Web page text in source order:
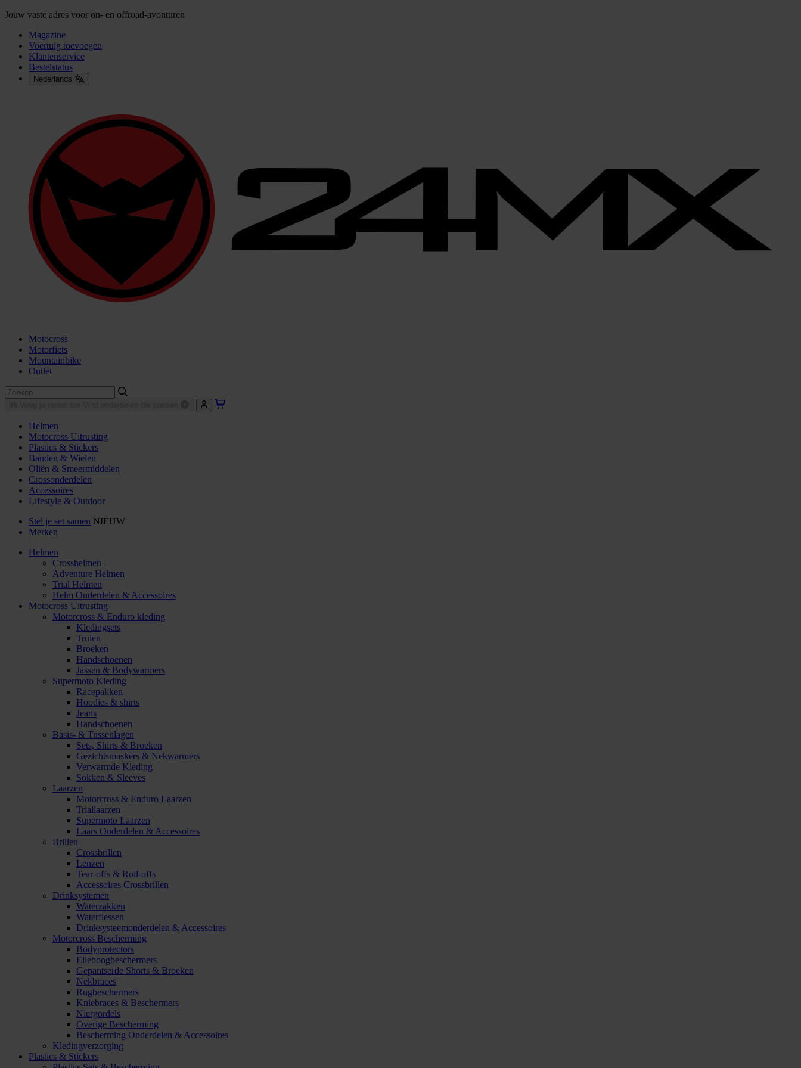
Jouw vaste adres voor on- en offroad-avonturen
Magazine
Voertuig toevoegen
Klantenservice
Bestelstatus
Nederlands
Motocross
Motorfiets
Mountainbike
Outlet
Helmen
Motocross Uitrusting
Plastics & Stickers
Banden & Wielen
Oliën & Smeermiddelen
Crossonderdelen
Accessoires
Lifestyle & Outdoor
Stel je set samen NIEUW
Merken
Helmen
Crosshelmen
Adventure Helmen
Trial Helmen
Helm Onderdelen & Accessoires
Motocross Uitrusting
Motorcross & Enduro kleding
Kledingsets
Truien
Broeken
Handschoenen
Jassen & Bodywarmers
Supermoto Kleding
Racepakken
Hoodies & shirts
Jeans
Handschoenen
Basis- & Tussenlagen
Sets, Shirts & Broeken
Gezichtsmaskers & Nekwarmers
Verwarmde Kleding
Sokken & Sleeves
Laarzen
Motorcross & Enduro Laarzen
Triallaarzen
Supermoto Laarzen
Laars Onderdelen & Accessoires
Brillen
Crossbrillen
Lenzen
Tear-offs & Roll-offs
Accessoires Crossbrillen
Drinksystemen
Waterzakken
Waterflessen
Drinksysteemonderdelen & Accessoires
Motorcross Bescherming
Bodyprotectors
Elleboogbeschermers
Gepantserde Shorts & Broeken
Nekbraces
Rugbeschermers
Kniebraces & Beschermers
Niergordels
Overige Bescherming
Bescherming Onderdelen & Accessoires
Kledingverzorging
Plastics & Stickers